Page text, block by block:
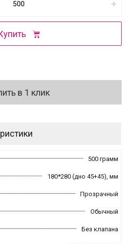
в 1 клик
500 грамм
180*280 (дно 45+45), мм
Прозрачный
Обычный
Без клапана